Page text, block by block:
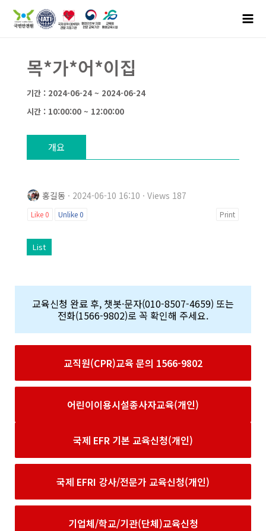
목*가*어*이집
기간 : 2024-06-24 ~ 2024-06-24
시간 : 10:00:00 ~ 12:00:00
개요
홍길동 · 2024-06-10 16:10 · Views 187
Like 0 Unlike0 Print
List
교육신청 완료 후, 챗봇·문자(010-8507-4659) 또는
전화(1566-9802)로 꼭 확인해 주세요.
교직원(CPR)교육 문의 1566-9802
어린이이용시설종사자교육(개인)
국제 EFR 기본 교육신청(개인)
국제 EFRI 강사/전문가 교육신청(개인)
기업체/학교/기관(단체)교육신청